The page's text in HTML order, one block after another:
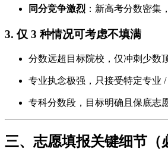
同分竞争激烈 ：新高考分数密集
3. 仅 3 种情况可考虑不填满
分数远超目标院校，仅冲刺少数
专业执念极强，只接受特定专业 /
专科分数段，目标明确且保底志
三、志愿填报关键细节（